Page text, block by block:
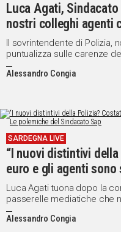
Luca Agati,
nostri colleghi agenti
denunciamo criticità
Il sovrintendente di Polizia,
puntualizza sulle carenze
Alessandro Congia
SARDEGNA LIVE
“I nuovi distintivi
euro e gli agenti sono
del Sindacato Sap
Luca Agati tuona dopo la
passerelle mediatiche che
Alessandro Congia